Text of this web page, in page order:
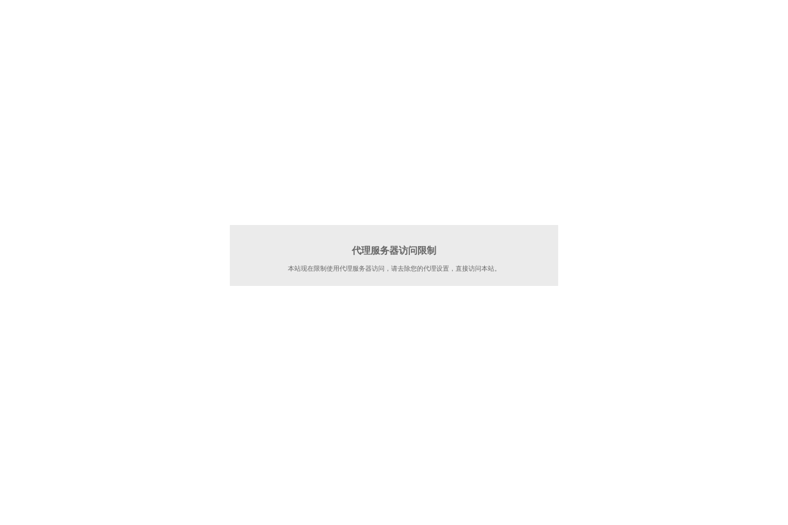
代理服务器访问限制
本站现在限制使用代理服务器访问，请去除您的代理设置，直接访问本站。